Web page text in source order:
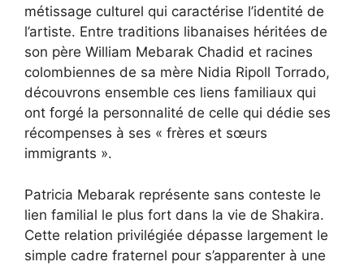
métissage culturel qui caractérise l’identité de
l’artiste. Entre traditions libanaises héritées de
son père William Mebarak Chadid et racines
colombiennes de sa mère Nidia Ripoll Torrado,
découvrons ensemble ces liens familiaux qui
ont forgé la personnalité de celle qui dédie ses
récompenses à ses « frères et sœurs
immigrants ».
Patricia Mebarak représente sans conteste le
lien familial le plus fort dans la vie de Shakira.
Cette relation privilégiée dépasse largement le
simple cadre fraternel pour s’apparenter à une